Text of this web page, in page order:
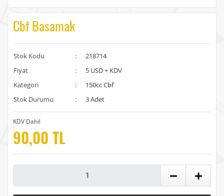
Cbf Basamak
Stok Kodu :
218714
Fiyat
:
5 USD + KDV
Kategori
:
150cc Cbf
Stok Durumu
: 3 Adet
KDV Dahil
90,00 TL